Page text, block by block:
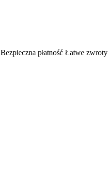
Bezpieczna płatność Łatwe zwroty